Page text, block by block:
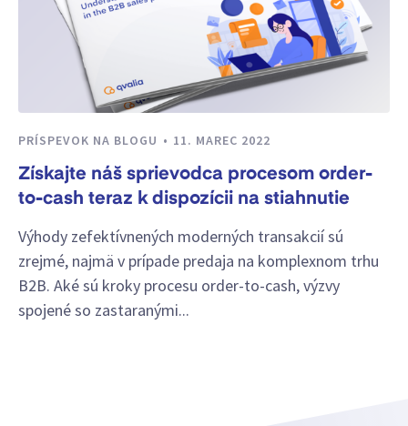
PRÍSPEVOK NA BLOGU 11. MAREC 2022
Získajte náš sprievodca procesom order-
to-cash teraz k dispozícii na stiahnutie
Výhody zefektívnených moderných transakcií sú
zrejmé, najmä v prípade predaja na komplexnom trhu
B2B. Aké sú kroky procesu order-to-cash, výzvy
spojené so zastaranými...